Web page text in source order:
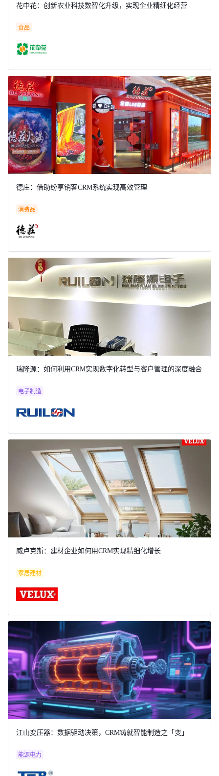
花中花：创新农业科技数智化升级，实现企业精细化经营
食品
德庄：借助纷享销客CRM系统实现高效管理
消费品
瑞隆源：如何利用CRM实现数字化转型与客户管理的深度融合
电子制造
威卢克斯：建材企业如何用CRM实现精细化增长
家居建材
江山变压器：数据驱动决策，CRM铸就智能制造之「变」
能源电力